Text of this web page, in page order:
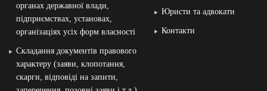
органах державної влади,
підприємствах, установах,
організаціях усіх форм власності
Складання документів правового
характеру (заяви, клопотання,
скарги, відповіді на запити,
Юристи та адвокати
Контакти